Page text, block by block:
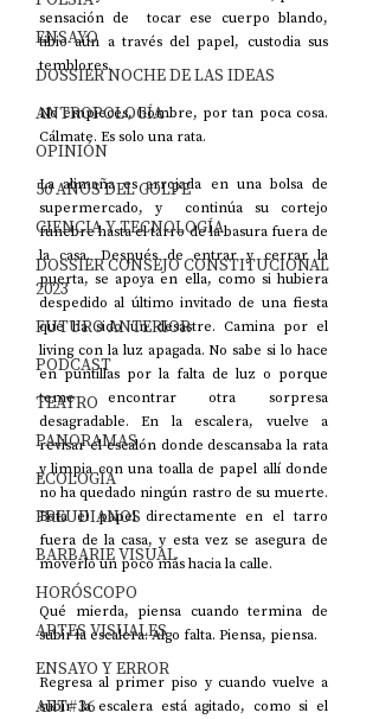
ENSAYO
DOSSIER NOCHE DE LAS IDEAS
ANTROPOLOGÍA
OPINIÓN
50 AÑOS DEL GOLPE
CIENCIA Y TECNOLOGÍA
DOSSIER CONSEJO CONSTITUCIONAL
2023
FUTURO ANTERIOR
PODCAST
TEATRO
PANORAMAS
ECOLOGÍA
FREUDIANOS
BARBARIE VISUAL
HORÓSCOPO
ARTES VISUALES
ENSAYO Y ERROR
ART#36
sensación de  tocar ese cuerpo blando,
tibio aún a través del papel, custodia sus
temblores.
No empieces, hombre, por tan poca cosa.
Cálmate. Es solo una rata.
La alimaña es arrojada en una bolsa de
supermercado, y  continúa su cortejo
fúnebre hasta el tarro de la basura fuera de
la casa. Después de entrar y cerrar la
puerta, se apoya en ella, como si hubiera
despedido al último invitado de una fiesta
que ha sido un desastre. Camina por el
living con la luz apagada. No sabe si lo hace
en puntillas por la falta de luz o porque
teme encontrar otra sorpresa
desagradable. En la escalera, vuelve a
revisar el escalón donde descansaba la rata
y limpia con una toalla de papel allí donde
no ha quedado ningún rastro de su muerte.
Bota el papel directamente en el tarro
fuera de la casa, y esta vez se asegura de
moverlo un poco más hacia la calle.
Qué mierda, piensa cuando termina de
subir la escalera. Algo falta. Piensa, piensa.
Regresa al primer piso y cuando vuelve a
subir la escalera está agitado, como si el